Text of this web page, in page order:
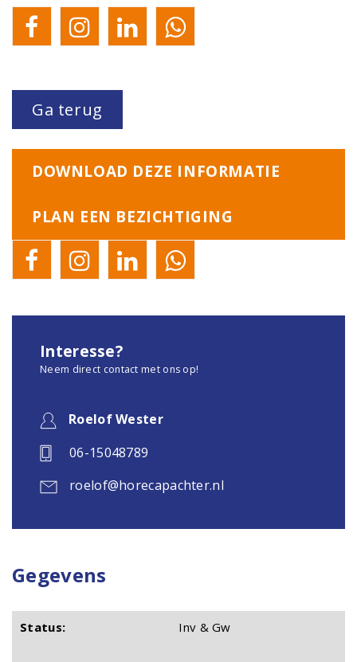
Ga terug
DOWNLOAD DEZE INFORMATIE
PLAN EEN BEZICHTIGING
Interesse?
Neem direct contact met ons op!
Roelof Wester
06-15048789
roelof@horecapachter.nl
Gegevens
Status: Inv & Gw